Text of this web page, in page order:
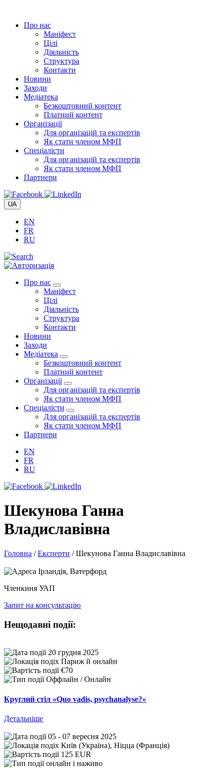
вмістуПро нас
Маніфест
Цілі
Діяльність
Структура
Контакти
Новини
Заходи
Медіатека
Безкоштовний контент
Платний контент
Організації
Для організацій та експертів
Як стати членом МФП
Спеціалісти
Для організацій та експертів
Як стати членом МФП
Партнери
UA
EN
FR
RU
Про нас
Маніфест
Цілі
Діяльність
Структура
Контакти
Новини
Заходи
Медіатека
Безкоштовний контент
Платний контент
Організації
Для організацій та експертів
Як стати членом МФП
Спеціалісти
Для організацій та експертів
Як стати членом МФП
Партнери
EN
FR
RU
Шекунова Ганна
Владиславівна
Головна /Експерти /Шекунова Ганна Владиславівна
Ірландія, Ватерфорд
Членкиня УАП
Запит на консультацію
Нещодавні події:
20 грудня 2025
Париж й онлайн
€70
Оффлайн / Онлайн
Круглий стіл «Quo vadis, psychanalyse?»
Детальніше
05 - 07 вересня 2025
Київ (Україна), Ніцца (Франція)
125 EUR
онлайн і наживо